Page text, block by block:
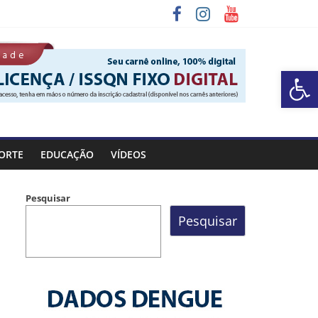
Barra de Ferramentas Aberta
EDUCAÇÃO VÍDEOS
Pesquisar
Pesquisar